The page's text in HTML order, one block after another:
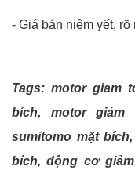
- Giá bán niêm yết,
Tags: motor giam
bích, motor giảm
sumitomo mặt bích,
bích,động cơ